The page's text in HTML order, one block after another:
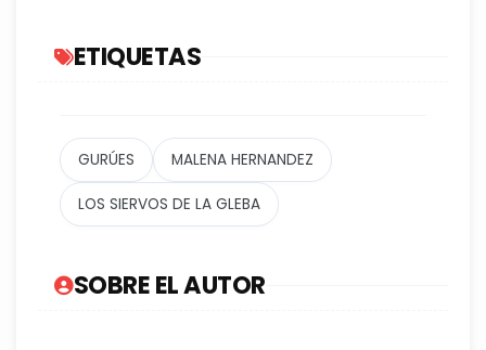
ETIQUETAS
GURÚES MALENA HERNANDEZ
LOS SIERVOS DE LA GLEBA
SOBRE EL AUTOR